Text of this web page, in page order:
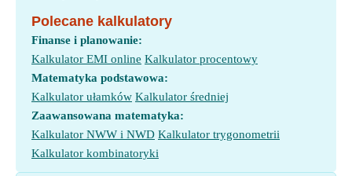
Polecane kalkulatory
Finanse i planowanie:
Kalkulator EMI online Kalkulator procentowy
Matematyka podstawowa:
Kalkulator ułamków Kalkulator średniej
Zaawansowana matematyka:
Kalkulator NWW i NWD Kalkulator trygonometrii
Kalkulator kombinatoryki